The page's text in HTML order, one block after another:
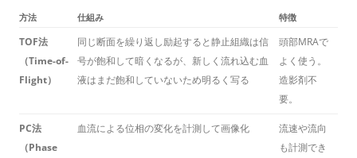
方法 仕組み 特徴
TOF法
（Time-of-
Flight）
同じ断面を繰り返し励起すると静止組織は信
号が飽和して暗くなるが、新しく流れ込む血
液はまだ飽和していないため明るく写る
頭部MRAで
よく使う。
造影剤不
要。
PC法
（Phase
血流による位相の変化を計測して画像化
流速や流向
も計測でき